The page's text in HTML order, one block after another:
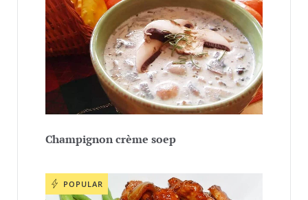
Champignon crème soep
POPULAR